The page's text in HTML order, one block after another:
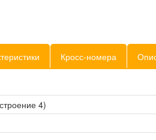
Кросс-номера
4)